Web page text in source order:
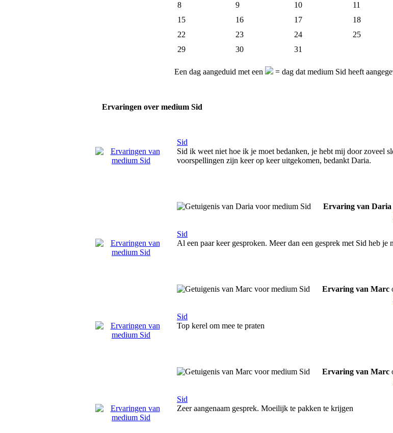
8
9 10 11
15
16 17 18
22
23 24 25
29
30 31
Een dag aangeduid met een = dag dat medium Sid heeft
Ervaringen over medium Sid
Sid
Sid ik weet niet hoe ik je moet bedanken, je hebt mij door zoveel
voorspellingen zijn keer op keer uitgekomen, bedankt Daria.
Ervaring van Daria
Sid
Al een paar keer gesproken. Meer dan een gesprek met Sid heb je
Ervaring van Marc
Sid
Top kerel om mee te praten
Ervaring van Marc
Sid
Zeer aangenaam gesprek. Moeilijk te pakken te krijgen